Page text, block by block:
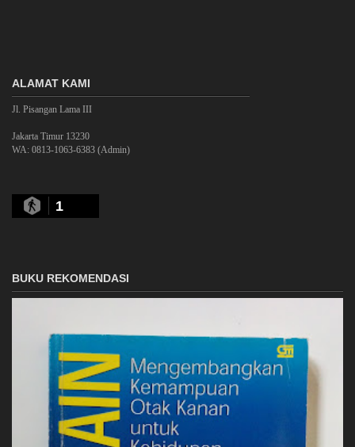
ALAMAT KAMI
Jl. Pisangan Lama III
Jakarta Timur 13230
WA: 0813-1063-6383 (Admin)
1
BUKU REKOMENDASI